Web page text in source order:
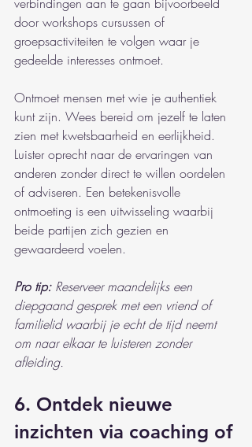
door workshops cursussen of
groepsactiviteiten te volgen waar je
gedeelde interesses ontmoet.
Ontmoet mensen met wie je authentiek
kunt zijn. Wees bereid om jezelf te laten
zien met kwetsbaarheid en eerlijkheid.
Luister oprecht naar de ervaringen van
anderen zonder direct te willen oordelen
of adviseren. Een betekenisvolle
ontmoeting is een uitwisseling waarbij
beide partijen zich gezien en
gewaardeerd voelen.
Pro tip: Reserveer maandelijks een
diepgaand gesprek met een vriend of
familielid waarbij je echt de tijd neemt
om naar elkaar te luisteren zonder
afleiding.
6. Ontdek nieuwe
inzichten via coaching of